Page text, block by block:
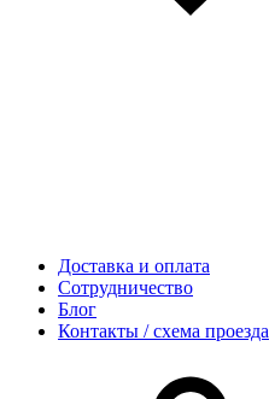
Доставка и оплата
Сотрудничество
Блог
Контакты / схема проезда